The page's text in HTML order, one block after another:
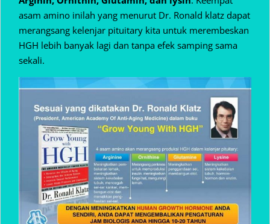
asam amino inilah yang menurut Dr. Ronald klatz dapat
merangsang kelenjar pituitary kita untuk merembeskan
HGH lebih banyak lagi dan tanpa efek samping sama
sekali.